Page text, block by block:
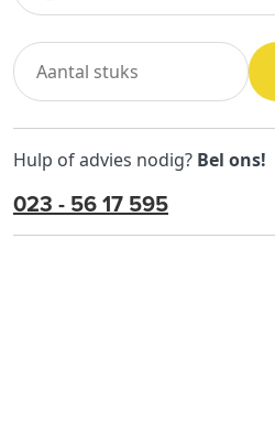
Hulp of advies nodig? Bel ons!
023 - 56 17 595